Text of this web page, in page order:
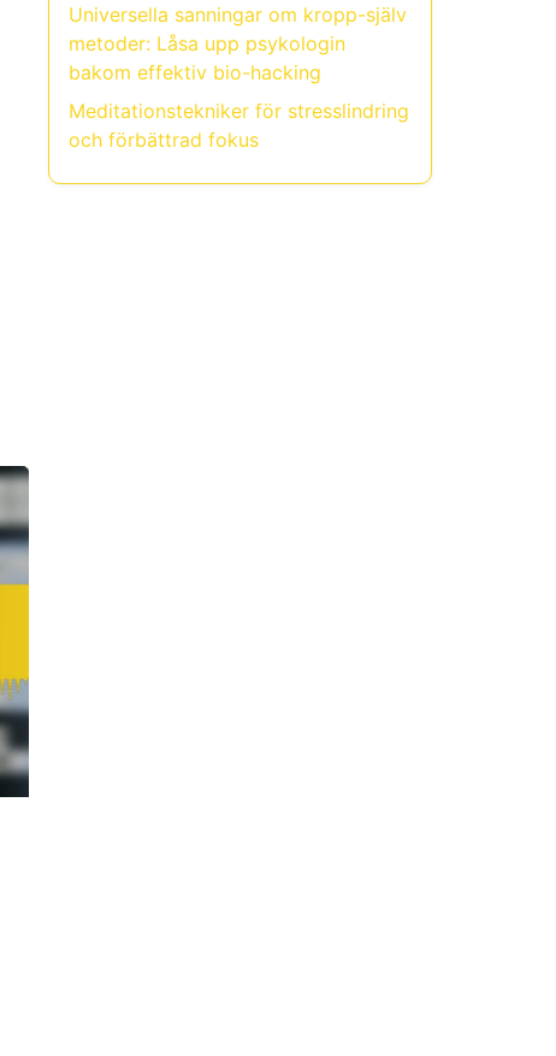
Universella sanningar om kropp-själv
metoder: Låsa upp psykologin
bakom effektiv bio-hacking
Meditationstekniker för stresslindring
och förbättrad fokus